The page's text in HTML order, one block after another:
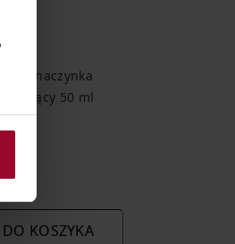
naczynka
50 ml
KOSZYKA